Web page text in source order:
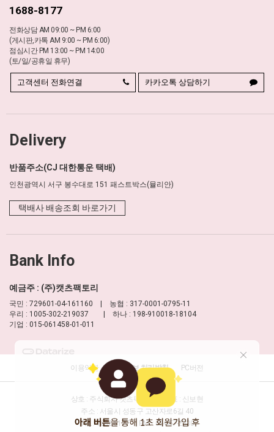
1688-8177
전화상담 AM 09:00 ~ PM 6:00
(게시판,카톡 AM 9:00 ~ PM 6:00)
점심시간 PM 13:00 ~ PM 14:00
(토/일/공휴일 휴무)
고객센터 전화연결 카카오톡 상담하기
Delivery
반품주소(CJ 대한통운 택배)
인천광역시 서구 봉수대로 151 패스트박스(뮬리안)
택배사 배송조회 바로가기
Bank Info
예금주 : (주)캣츠팩토리
국민 : 729601-04-161160 | 농협 : 317-0001-0795-11
우리 : 1005-302-219037 | 하나 : 198-910018-18104
기업 : 015-061458-01-011
이용약관 개인정보 처리방침 PC버전
상호 : 주식회사 캣츠팩토리
대표 : 신보현
주소 : 서울시 성동구 고산자로6길 40
TEL : 1688-8177
FAX : 02-457-2330